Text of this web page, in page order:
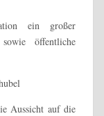
ein großer
öffentliche
Aussicht auf die